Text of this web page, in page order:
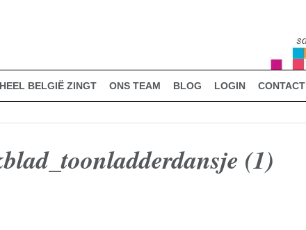
HEEL BELGIË ZINGT ONS TEAM BLOG LOGIN CONTACT
(1)